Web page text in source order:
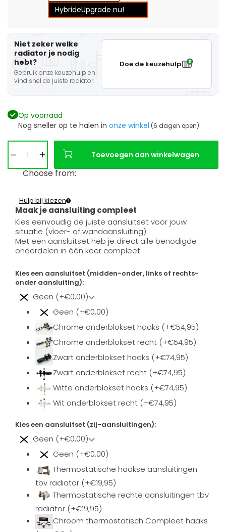
HybrideUpgrade nu!
Niet zeker welke
radiator je nodig
hebt?
Gebruik onze keuzehulp en
vind snel de juiste radiator.
Doe de keuzehulp
Op voorraad
Nog sneller op te halen in onze winkel (6 dagen open)
Toevoegen aan winkelwagen
Choose from:
Maak je aansluiting compleet
Hulp bij kiezen
Kies eenvoudig de juiste aansluitset voor jouw
situatie (vloer- of wandaansluiting).
Met een aansluitset heb je direct alle benodigde
onderdelen in één keer compleet.
Kies een aansluitset (midden-onder, links of rechts-
onder aansluiting):
Geen (+€0,00)
Geen (+€0,00)
Chrome onderblokset haaks (+€54,95)
Chrome onderblokset recht (+€54,95)
Zwart onderblokset haaks (+€74,95)
Zwart onderblokset recht (+€74,95)
Witte onderblokset haaks (+€74,95)
Wit onderblokset recht (+€74,95)
Kies een aansluitset (zij-aansluitingen):
Geen (+€0,00)
Geen (+€0,00)
Thermostatische haakse aansluitingen
tbv radiator (+€19,95)
Thermostatische rechte aansluitingen tbv
radiator (+€19,95)
Chroom thermostatisch Compleet haaks